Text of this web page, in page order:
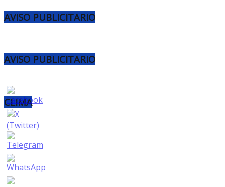
AVISO PUBLICITARIO
AVISO PUBLICITARIO
CLIMA